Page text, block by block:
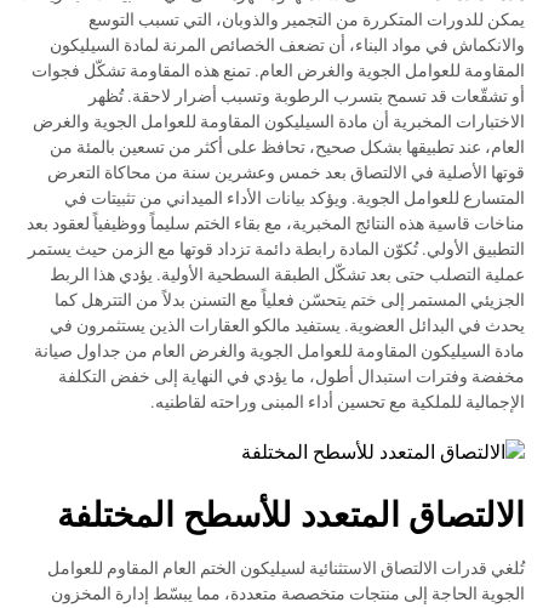
يمكن للدورات المتكررة من التجمير والذوبان، التي تسبب التوسع
والانكماش في مواد البناء، أن تضعف الخصائص المرنة لمادة السيليكون
المقاومة للعوامل الجوية والغرض العام. تمنع هذه المقاومة تشكّل فجوات
أو تشقّعات قد تسمح بتسرب الرطوبة وتسبب أضرار لاحقة. تُظهر
الاختبارات المخبرية أن مادة السيليكون المقاومة للعوامل الجوية والغرض
العام، عند تطبيقها بشكل صحيح، تحافظ على أكثر من تسعين بالمئة من
قوتها الأصلية في الالتصاق بعد خمس وعشرين سنة من محاكاة التعرض
المتسارع للعوامل الجوية. ويؤكد بيانات الأداء الميداني من تثبيتات في
مناخات قاسية هذه النتائج المخبرية، مع بقاء الختم سليماً ووظيفياً لعقود بعد
التطبيق الأولي. تُكوّن المادة رابطة دائمة تزداد قوتها مع الزمن حيث يستمر
عملية التصلب حتى بعد تشكّل الطبقة السطحية الأولية. يؤدي هذا الربط
الجزيئي المستمر إلى ختم يتحسّن فعلياً مع التسنن بدلاً من التترهل كما
يحدث في البدائل العضوية. يستفيد مالكو العقارات الذين يستثمرون في
مادة السيليكون المقاومة للعوامل الجوية والغرض العام من جداول صيانة
مخفضة وفترات استبدال أطول، ما يؤدي في النهاية إلى خفض التكلفة
الإجمالية للملكية مع تحسين أداء المبنى وراحته لقاطنيه.
الالتصاق المتعدد للأسطح المختلفة
تُلغي قدرات الالتصاق الاستثنائية لسيليكون الختم العام المقاوم للعوامل
الجوية الحاجة إلى منتجات متخصصة متعددة، مما يبسّط إدارة المخزون